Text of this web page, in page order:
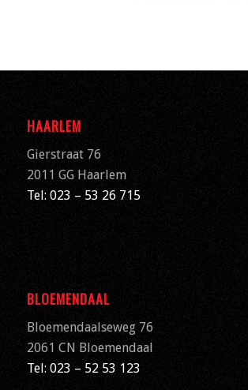
HAARLEM
Gierstraat 76
2011 GG Haarlem
Tel: 023 – 53 26 715
BLOEMENDAAL
Bloemendaalseweg 76
2061 CN Bloemendaal
Tel: 023 – 52 53 123